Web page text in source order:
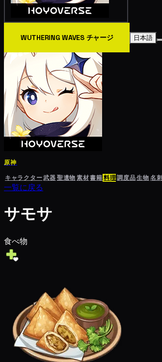
WUTHERING WAVES チャージ 日本語
原神
キャラクター武器聖遺物素材書籍料理調度品生物名刺
一覧に戻る
サモサ
食べ物